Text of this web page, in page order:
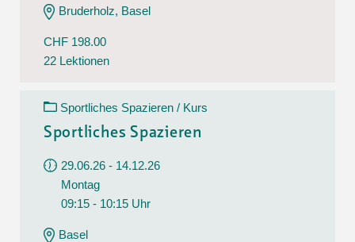
Bruderholz, Basel
CHF 198.00
22 Lektionen
Sportliches Spazieren / Kurs
Sportliches Spazieren
29.06.26 - 14.12.26
Montag
09:15 - 10:15 Uhr
Basel